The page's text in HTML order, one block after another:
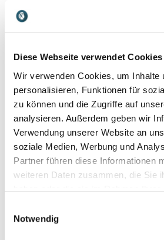
Diese Webseite verwendet Cookies
Wir verwenden Cookies, um Inhalte
personalisieren, Funktionen für
zu können und die Zugriffe auf
analysieren. Außerdem geben wir
Verwendung unserer Website an
soziale Medien, Werbung und
Partner führen diese Informationen
weiteren Daten zusammen, die Sie
Notwendig
Alternative Energien umfassen
Energiequellen wie Solar-, Wind-,
Wasserstofflösungen und
Sie bilden die Grundlage für eine
zukunftssichere
gewinnen Themen wie
Dekarbonisierung und
zunehmend an Bedeutung.
frühzeitig mit alternativen
reduzieren nicht nur Emissionen
sondern stärken auch ihre
Unternehmen diese erfolgreich